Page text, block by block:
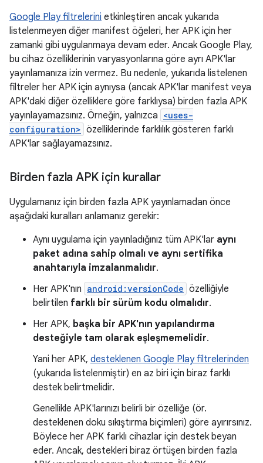
Google Play filtrelerini etkinleştiren ancak yukarıda
listelenmeyen diğer manifest öğeleri, her APK için her
zamanki gibi uygulanmaya devam eder. Ancak Google Play,
bu cihaz özelliklerinin varyasyonlarına göre ayrı APK'lar
yayınlamanıza izin vermez. Bu nedenle, yukarıda listelenen
filtreler her APK için aynıysa (ancak APK'lar manifest veya
APK'daki diğer özelliklere göre farklıysa) birden fazla APK
yayınlayamazsınız. Örneğin, yalnızca <uses-
configuration> özelliklerinde farklılık gösteren farklı
APK'lar sağlayamazsınız.
Birden fazla APK için kurallar
Uygulamanız için birden fazla APK yayınlamadan önce
aşağıdaki kuralları anlamanız gerekir:
Aynı uygulama için yayınladığınız tüm APK'lar aynı
paket adına sahip olmalı ve aynı sertifika
anahtarıyla imzalanmalıdır.
Her APK'nın android:versionCode özelliğiyle
belirtilen farklı bir sürüm kodu olmalıdır.
Her APK, başka bir APK'nın yapılandırma
desteğiyle tam olarak eşleşmemelidir.
Yani her APK, desteklenen Google Play filtrelerinden
(yukarıda listelenmiştir) en az biri için biraz farklı
destek belirtmelidir.
Genellikle APK'larınızı belirli bir özelliğe (ör.
desteklenen doku sıkıştırma biçimleri) göre ayırırsınız.
Böylece her APK farklı cihazlar için destek beyan
eder. Ancak, destekleri biraz örtüşen birden fazla